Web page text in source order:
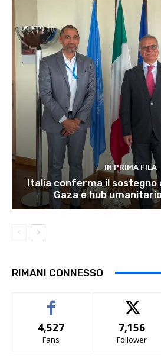
IN PRIMA FILA
Italia conferma il sostegno
Gaza e hub
RIMANI CONNESSO
4,527
Fans
7,156
Follower